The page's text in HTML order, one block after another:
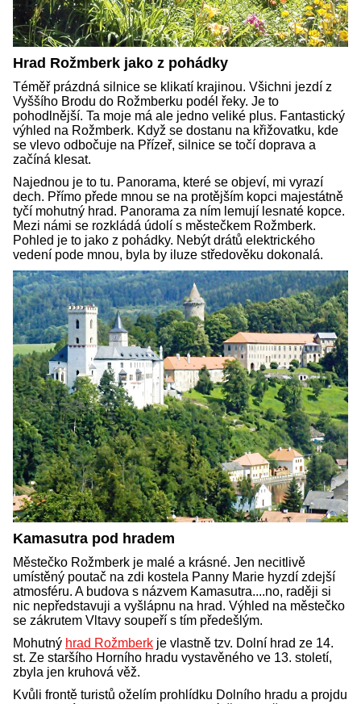
Hrad Rožmberk jako z pohádky
Téměř prázdná silnice se klikatí krajinou. Všichni jezdí z
Vyššího Brodu do Rožmberku podél řeky. Je to
pohodlnější. Ta moje má ale jedno veliké plus. Fantastický
výhled na Rožmberk. Když se dostanu na křižovatku, kde
se vlevo odbočuje na Přízeř, silnice se točí doprava a
začíná klesat.
Najednou je to tu. Panorama, které se objeví, mi vyrazí
dech. Přímo přede mnou se na protějším kopci majestátně
tyčí mohutný hrad. Panorama za ním lemují lesnaté kopce.
Mezi námi se rozkládá údolí s městečkem Rožmberk.
Pohled je to jako z pohádky. Nebýt drátů elektrického
vedení pode mnou, byla by iluze středověku dokonalá.
Kamasutra pod hradem
Městečko Rožmberk je malé a krásné. Jen necitlivě
umístěný poutač na zdi kostela Panny Marie hyzdí zdejší
atmosféru. A budova s názvem Kamasutra....no, raději si
nic nepředstavuji a vyšlápnu na hrad. Výhled na městečko
se zákrutem Vltavy soupeří s tím předešlým.
Mohutný hrad Rožmberk je vlastně tzv. Dolní hrad ze 14.
st. Ze staršího Horního hradu vystavěného ve 13. století,
zbyla jen kruhová věž.
Kvůli frontě turistů oželím prohlídku Dolního hradu a projdu